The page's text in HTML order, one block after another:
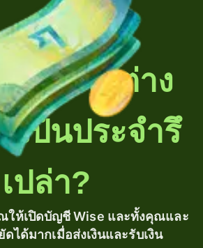
นเงินไปต่าง
เป็นประจำรึ
เปล่า?
ให้เปิดบัญชี Wise และทั้งคุณและ
ได้มากเมื่อส่งเงินและรับเงิน